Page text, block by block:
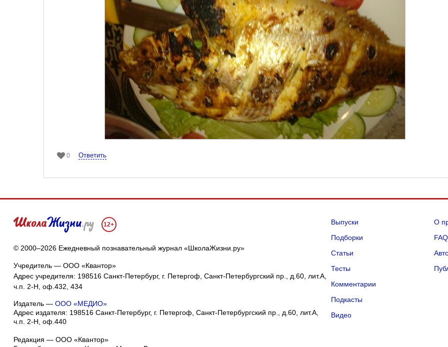
0 Ответить
12+
© 2000–2026 Ежедневный познавательный журнал «ШколаЖизни.ру»
Учредитель — ООО «Квантор»
Адрес учредителя: 198516 Санкт-Петербург, г. Петергоф, Санкт-Петербургский пр., д.60, лит.А,
ч.п. 2-Н, оф.432, 434
Издатель — ООО «МЕДИО»
Адрес издателя: 198516 Санкт-Петербург, г. Петергоф, Санкт-Петербургский пр., д.60, лит.А,
ч.п. 2-Н, оф.440
Редакция — ООО «Квантор»
Выпуски
Подборки
Статьи
Тесты
Комментарии
Подкасты
Видео
О
FAQ